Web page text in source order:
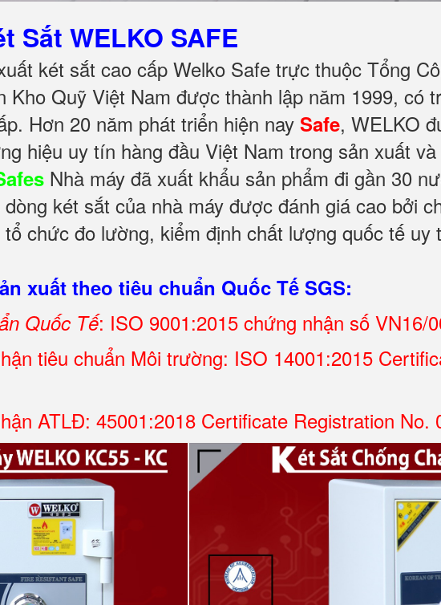
Sắt WELKO SAFE
két sắt cao cấp Welko Safe trực thuộc Tổng
Kho Quỹ Việt Nam được thành lập năm 1999, có
Hơn 20 năm phát triển hiện nay Safe, WELKO
hiệu uy tín hàng đầu Việt Nam trong sản xuất
Nhà máy đã xuất khẩu sản phẩm đi gần 30
két sắt của nhà máy được đánh giá cao bởi
chức đo lường, kiểm định chất lượng quốc tế uy
xuất theo tiêu chuẩn Quốc Tế SGS:
Quốc Tế: ISO 9001:2015 chứng nhận số VN16/
tiêu chuẩn Môi trường: ISO 14001:2015
ATLĐ: 45001:2018 Certificate Registration No.